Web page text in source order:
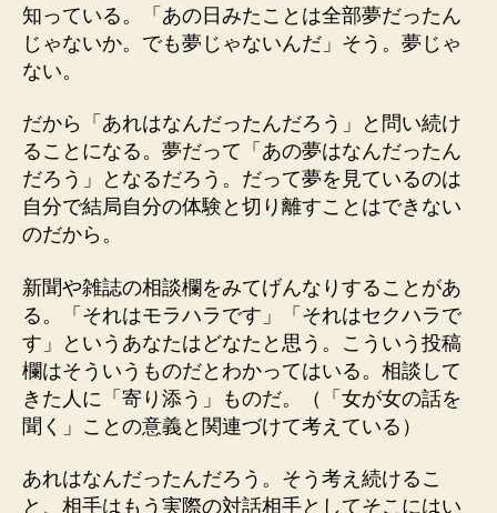
知っている。「あの日みたことは全部夢だったん
じゃないか。でも夢じゃないんだ」そう。夢じゃ
ない。
だから「あれはなんだったんだろう」と問い続け
ることになる。夢だって「あの夢はなんだったん
だろう」となるだろう。だって夢を見ているのは
自分で結局自分の体験と切り離すことはできない
のだから。
新聞や雑誌の相談欄をみてげんなりすることがあ
る。「それはモラハラです」「それはセクハラで
す」というあなたはどなたと思う。こういう投稿
欄はそういうものだとわかってはいる。相談して
きた人に「寄り添う」ものだ。（「女が女の話を
聞く」ことの意義と関連づけて考えている）
あれはなんだったんだろう。そう考え続けるこ
と、相手はもう実際の対話相手としてそこにはい